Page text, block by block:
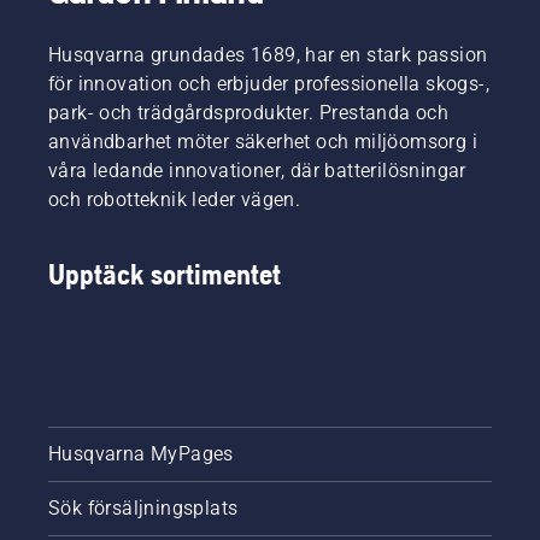
välja rätt
storlek
och rätt
typ av
motorsåg.
beskärning
av träd.
Husqvarna grundades 1689, har en stark passion
för innovation och erbjuder professionella skogs-,
park- och trädgårdsprodukter. Prestanda och
användbarhet möter säkerhet och miljöomsorg i
våra ledande innovationer, där batterilösningar
och robotteknik leder vägen.
Upptäck sortimentet
Husqvarna MyPages
Sök försäljningsplats